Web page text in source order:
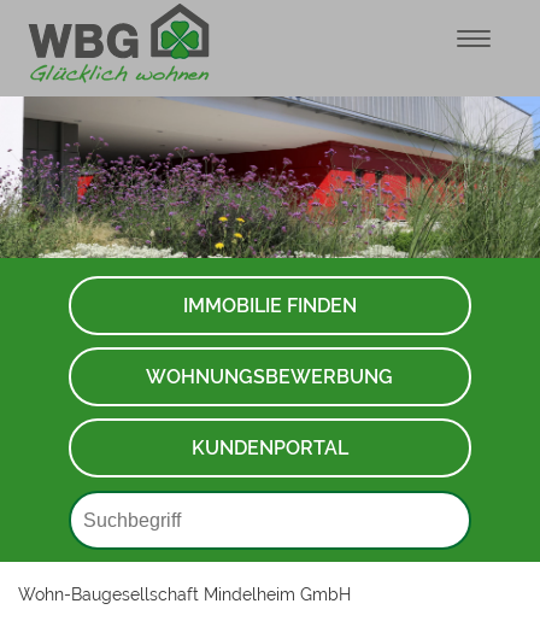
IMMOBILIE FINDEN
WOHNUNGSBEWERBUNG
KUNDENPORTAL
Wohn-Baugesellschaft Mindelheim GmbH